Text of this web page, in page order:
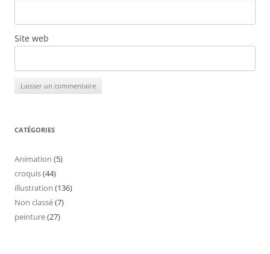
Site web
CATÉGORIES
Animation (5)
croquis(44)
illustration (136)
Non classé(7)
peinture(27)